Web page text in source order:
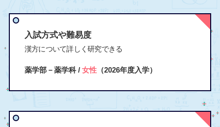
入試方式や難易度
漢方について詳しく研究できる
薬学部－薬学科 / 女性（2026年度入学）